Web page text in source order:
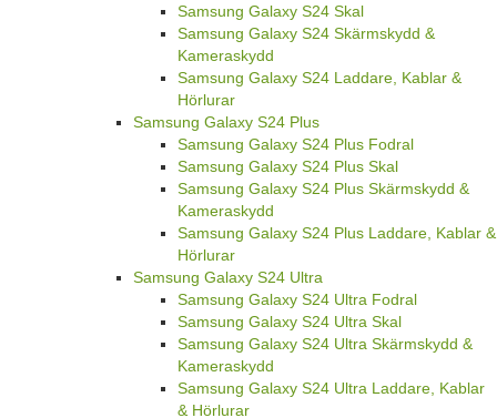
Samsung Galaxy S24 Skal
Samsung Galaxy S24 Skärmskydd &
Kameraskydd
Samsung Galaxy S24 Laddare, Kablar &
Hörlurar
Samsung Galaxy S24 Plus
Samsung Galaxy S24 Plus Fodral
Samsung Galaxy S24 Plus Skal
Samsung Galaxy S24 Plus Skärmskydd &
Kameraskydd
Samsung Galaxy S24 Plus Laddare, Kablar &
Hörlurar
Samsung Galaxy S24 Ultra
Samsung Galaxy S24 Ultra Fodral
Samsung Galaxy S24 Ultra Skal
Samsung Galaxy S24 Ultra Skärmskydd &
Kameraskydd
Samsung Galaxy S24 Ultra Laddare, Kablar
& Hörlurar